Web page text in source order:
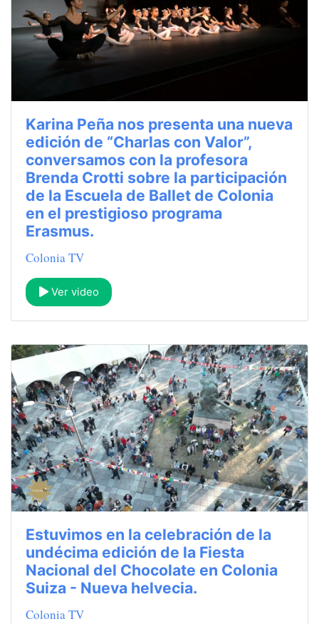
Karina Peña nos presenta una nueva
edición de “Charlas con Valor”,
conversamos con la profesora
Brenda Crotti sobre la participación
de la Escuela de Ballet de Colonia
en el prestigioso programa
Erasmus.
Colonia TV
Ver video
Estuvimos en la celebración de la
undécima edición de la Fiesta
Nacional del Chocolate en Colonia
Suiza - Nueva helvecia.
Colonia TV